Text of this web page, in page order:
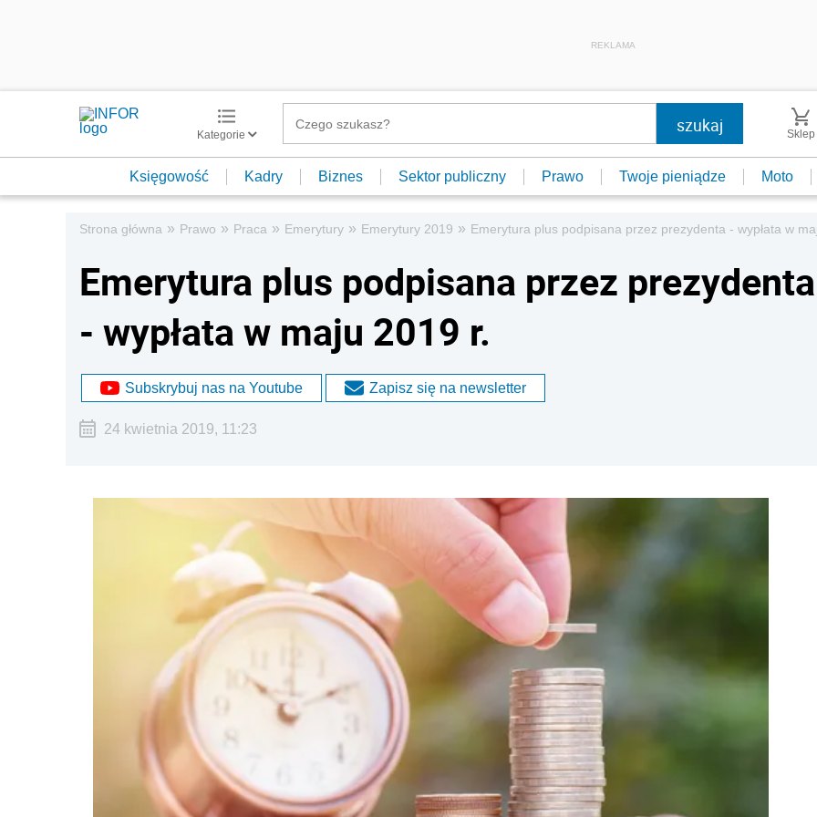
REKLAMA
Kategorie Sklep
Księgowość Kadry Biznes Sektor publiczny Prawo Twoje pieniądze Moto
Strona główna » Prawo » Praca » Emerytury » Emerytury 2019 » Emerytura plus podpisana przez prezydenta - wypłata w
Emerytura plus podpisana przez prezydenta
- wypłata w maju 2019 r.
Subskrybuj nas na Youtube Zapisz się na newsletter
24 kwietnia 2019, 11:23